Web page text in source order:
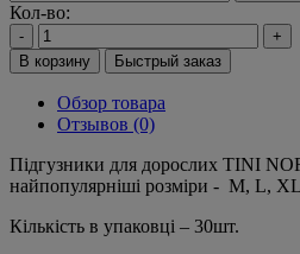
Кол-во:
-
+
В корзину
Быстрый заказ
Обзор товара
Отзывов (0)
Підгузники для дорослих TINI
найпопулярніші розміри - M, L,
Кількість в упаковці – 30шт.